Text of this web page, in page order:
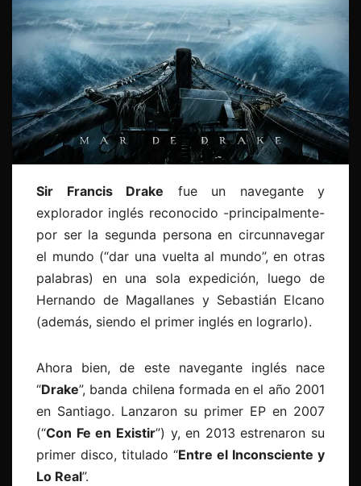
Sir Francis Drake fue un navegante y
explorador inglés reconocido -principalmente-
por ser la segunda persona en circunnavegar
el mundo (“dar una vuelta al mundo”, en otras
palabras) en una sola expedición, luego de
Hernando de Magallanes y Sebastián Elcano
(además, siendo el primer inglés en lograrlo).
Ahora bien, de este navegante inglés nace
“Drake”, banda chilena formada en el año 2001
en Santiago. Lanzaron su primer EP en 2007
(“Con Fe en Existir”) y, en 2013 estrenaron su
primer disco, titulado “Entre el Inconsciente y
Lo Real”.